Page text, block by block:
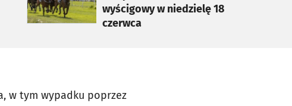
wyścigowy w niedzielę 18
czerwca
w tym wypadku poprzez